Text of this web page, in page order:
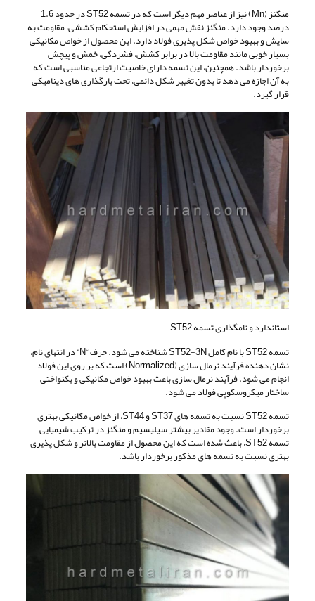
منگنز (Mn) نیز از عناصر مهم دیگر است که در تسمه ST52 در حدود 1.6
درصد وجود دارد. منگنز نقش مهمی در افزایش استحکام کششی، مقاومت به
سایش و بهبود خواص شکل پذیری فولاد دارد. این محصول از خواص مکانیکی
بسیار خوبی مانند مقاومت بالا در برابر کشش، فشردگی، خمش و پیچش
برخوردار باشد. همچنین، این تسمه دارای خاصیت ارتجاعی مناسبی است که
به آن اجازه می دهد تا بدون تغییر شکل دائمی، تحت بارگذاری های دینامیکی
قرار گیرد.
استاندارد و نامگذاری تسمه ST52
تسمه ST52 با نام کامل ST52-3N شناخته می شود. حرف “N” در انتهای نام،
نشان دهنده فرآیند نرمال سازی (Normalized) است که بر روی این فولاد
انجام می شود. فرآیند نرمال سازی باعث بهبود خواص مکانیکی و یکنواختی
ساختار میکروسکوپی فولاد می شود.
تسمه ST52 نسبت به تسمه های ST37 و ST44، از خواص مکانیکی بهتری
برخوردار است. وجود مقادیر بیشتر سیلیسیم و منگنز در ترکیب شیمیایی
تسمه ST52، باعث شده است که این محصول از مقاومت بالاتر و شکل پذیری
بهتری نسبت به تسمه های مذکور برخوردار باشد.